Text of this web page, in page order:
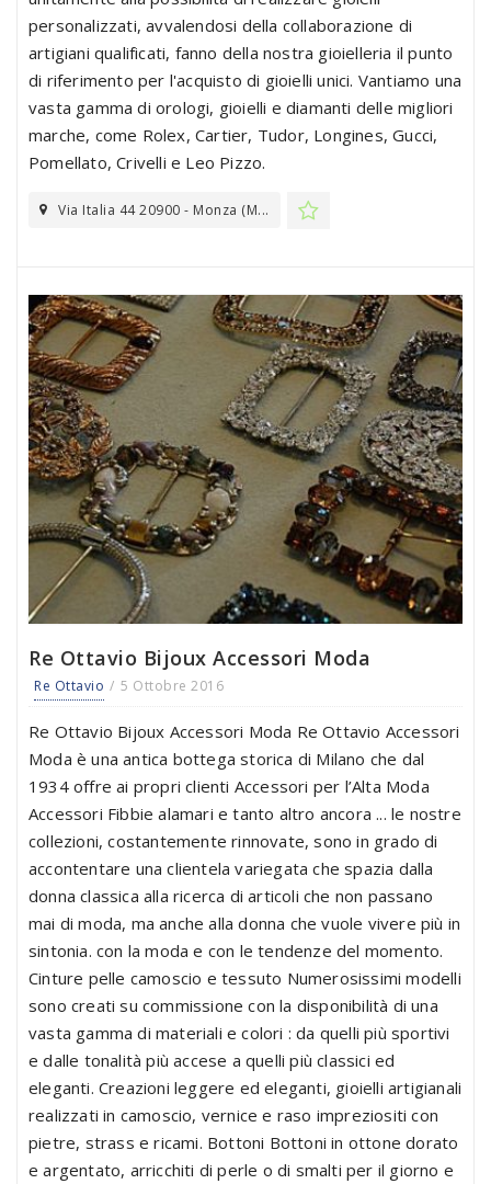
personalizzati, avvalendosi della collaborazione di
artigiani qualificati, fanno della nostra gioielleria il punto
di riferimento per l'acquisto di gioielli unici. Vantiamo una
vasta gamma di orologi, gioielli e diamanti delle migliori
marche, come Rolex, Cartier, Tudor, Longines, Gucci,
Pomellato, Crivelli e Leo Pizzo.
Via Italia 44 20900 - Monza (M...
Re Ottavio Bijoux Accessori Moda
Re Ottavio 5 Ottobre 2016
Re Ottavio Bijoux Accessori Moda Re Ottavio Accessori
Moda è una antica bottega storica di Milano che dal
1934 offre ai propri clienti Accessori per l’Alta Moda
Accessori Fibbie alamari e tanto altro ancora ... le nostre
collezioni, costantemente rinnovate, sono in grado di
accontentare una clientela variegata che spazia dalla
donna classica alla ricerca di articoli che non passano
mai di moda, ma anche alla donna che vuole vivere più in
sintonia. con la moda e con le tendenze del momento.
Cinture pelle camoscio e tessuto Numerosissimi modelli
sono creati su commissione con la disponibilità di una
vasta gamma di materiali e colori : da quelli più sportivi
e dalle tonalità più accese a quelli più classici ed
eleganti. Creazioni leggere ed eleganti, gioielli artigianali
realizzati in camoscio, vernice e raso impreziositi con
pietre, strass e ricami. Bottoni Bottoni in ottone dorato
e argentato, arricchiti di perle o di smalti per il giorno e